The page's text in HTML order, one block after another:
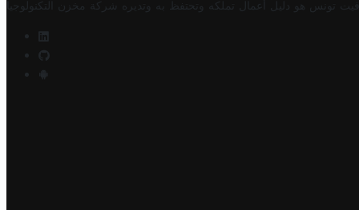
تونس هو دليل أعمال تملكه وتحتفظ به وتديره شركة مخزن التكنولوجيا